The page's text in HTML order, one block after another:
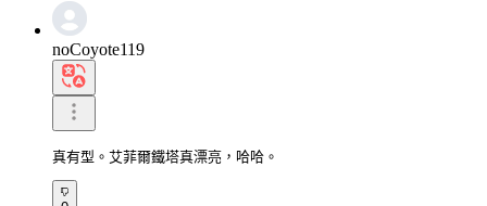
noCoyote119
真有型。艾菲爾鐵塔真漂亮，哈哈。